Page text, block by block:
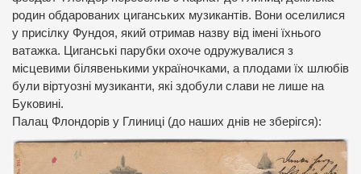
родин обдарованих циганських музикантів. Вони оселилися
у присілку Фундоя, який отримав назву від імені їхнього
ватажка. Циганські парубки охоче одружувалися з
місцевими білявенькими україночками, а плодами їх шлюбів
були віртуозні музиканти, які здобули слави не лише на
Буковині.
Палац Флондорів у Глиниці (до наших днів не зберігся):